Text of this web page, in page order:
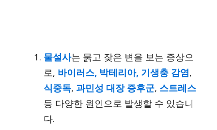
물설사는 묽고 잦은 변을 보는 증상으
로, 바이러스, 박테리아, 기생충 감염,
식중독, 과민성 대장 증후군, 스트레스
등 다양한 원인으로 발생할 수 있습니
다.